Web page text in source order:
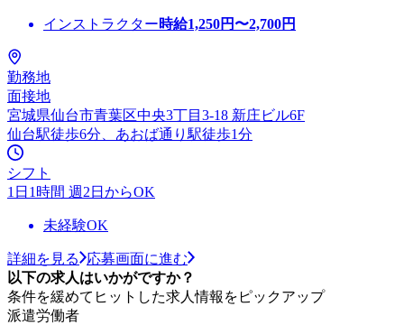
インストラクター時給1,250円〜2,700円
勤務地
面接地
宮城県仙台市青葉区中央3丁目3-18 新庄ビル6F
仙台駅徒歩6分、あおば通り駅徒歩1分
シフト
1日1時間 週2日からOK
未経験OK
詳細を見る
応募画面に進む
以下の求人はいかがですか？
条件を緩めてヒットした求人情報をピックアップ
派遣労働者